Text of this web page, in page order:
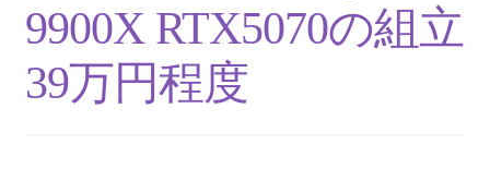
9900X RTX5070の組立
39万円程度